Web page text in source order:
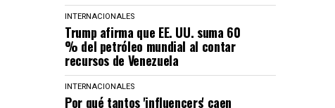
INTERNACIONALES
Trump afirma que EE. UU. suma 60
% del petróleo mundial al contar
recursos de Venezuela
INTERNACIONALES
Por qué tantos 'influencers' caen